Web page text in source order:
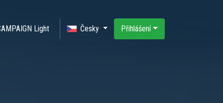
Light Česky Přihlášení